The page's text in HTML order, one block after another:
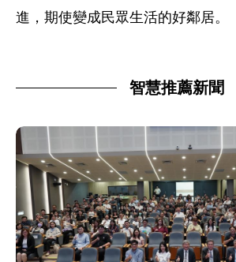
進，期使變成民眾生活的好鄰居。
智慧推薦新聞